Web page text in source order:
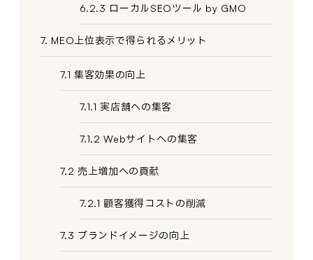
6.2.3 ローカルSEOツール by GMO
7. MEO上位表示で得られるメリット
7.1 集客効果の向上
7.1.1 実店舗への集客
7.1.2 Webサイトへの集客
7.2 売上増加への貢献
7.2.1 顧客獲得コストの削減
7.3 ブランドイメージの向上